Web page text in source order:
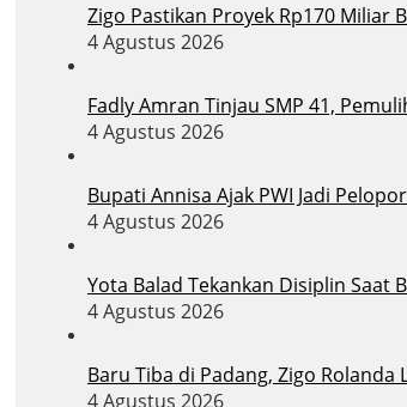
Zigo Pastikan Proyek Rp170 Miliar
4 Agustus 2026
Fadly Amran Tinjau SMP 41,
4 Agustus 2026
Bupati Annisa Ajak PWI Jadi
4 Agustus 2026
Yota Balad Tekankan Disiplin Saat
4 Agustus 2026
Baru Tiba di Padang, Zigo
4 Agustus 2026